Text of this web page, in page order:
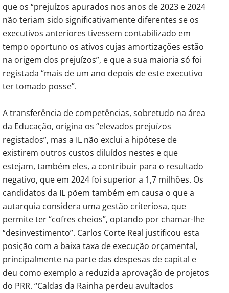
que os “prejuízos apurados nos anos de 2023 e 2024
não teriam sido significativamente diferentes se os
executivos anteriores tivessem contabilizado em
tempo oportuno os ativos cujas amortizações estão
na origem dos prejuízos”, e que a sua maioria só foi
registada “mais de um ano depois de este executivo
ter tomado posse”.
A transferência de competências, sobretudo na área
da Educação, origina os “elevados prejuízos
registados”, mas a IL não exclui a hipótese de
existirem outros custos diluídos nestes e que
estejam, também eles, a contribuir para o resultado
negativo, que em 2024 foi superior a 1,7 milhões. Os
candidatos da IL põem também em causa o que a
autarquia considera uma gestão criteriosa, que
permite ter “cofres cheios”, optando por chamar-lhe
“desinvestimento”. Carlos Corte Real justificou esta
posição com a baixa taxa de execução orçamental,
principalmente na parte das despesas de capital e
deu como exemplo a reduzida aprovação de projetos
do PRR. “Caldas da Rainha perdeu avultados